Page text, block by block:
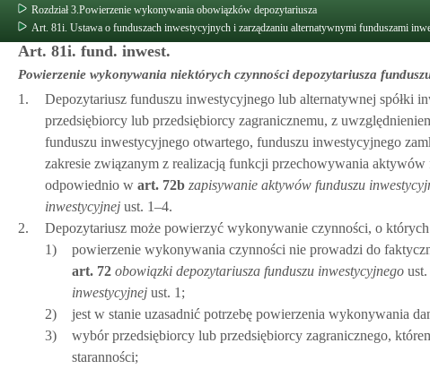
Rozdział 3.Powierzenie wykonywania obowiązków depozytariusza
Art. 81i. Ustawa o funduszach inwestycyjnych i zarządzaniu alternatywnymi funduszami
Art. 81i. fund. inwest.
Powierzenie wykonywania niektórych czynności depozytariusza
1.
Depozytariusz funduszu inwestycyjnego lub alternatywnej spółki
przedsiębiorcy lub przedsiębiorcy zagranicznemu, z
funduszu inwestycyjnego otwartego, funduszu inwestycyjnego
zakresie związanym z realizacją funkcji przechowywania
odpowiednio w art. 72b zapisywanie aktywów funduszu
inwestycyjnej ust. 1–4.
2.
Depozytariusz może powierzyć wykonywanie czynności, o
1)
powierzenie wykonywania czynności nie prowadzi do
art. 72 obowiązki depozytariusza funduszu inwestycyjnego
inwestycyjnej ust. 1;
2)
jest w stanie uzasadnić potrzebę powierzenia wykonywania
3)
wybór przedsiębiorcy lub przedsiębiorcy zagranicznego,
staranności;